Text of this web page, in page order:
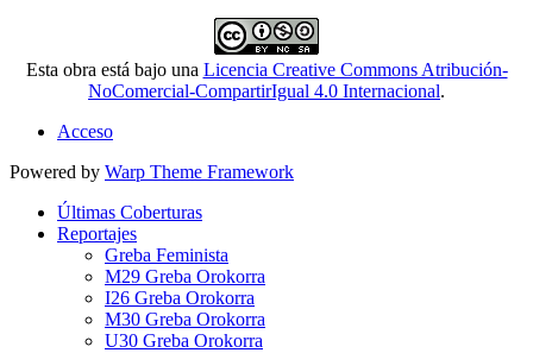
Esta obra está bajo una Licencia Creative Commons Atribución-
NoComercial-CompartirIgual 4.0 Internacional.
Acceso
Powered by Warp Theme Framework
Últimas Coberturas
Reportajes
Greba Feminista
M29 Greba Orokorra
I26 Greba Orokorra
M30 Greba Orokorra
U30 Greba Orokorra